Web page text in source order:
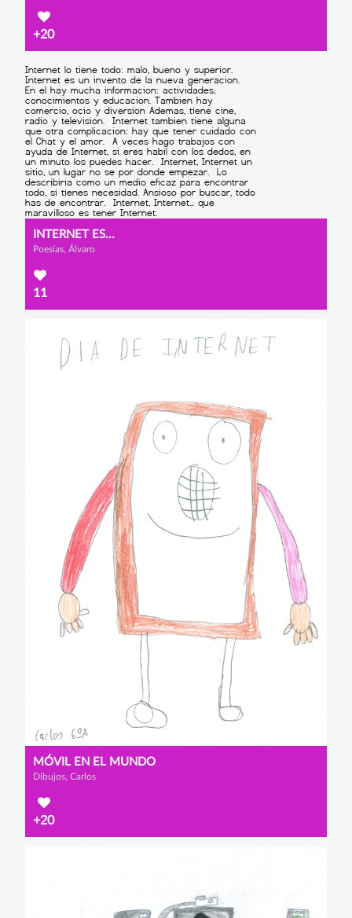
+20
INTERNET ES...
Poesías, Álvaro
11
MÓVIL EN EL MUNDO
Dibujos, Carlos
+20